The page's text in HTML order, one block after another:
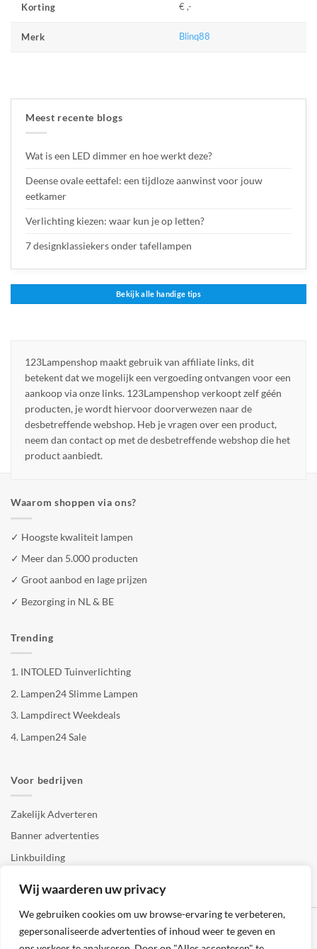
Wij waarderen uw privacy
We gebruiken cookies om uw browse-ervaring te verbeteren,
gepersonaliseerde advertenties of inhoud weer te geven en
Korting € ,-
Merk Blinq88
Meest recente blogs
Wat is een LED dimmer en hoe werkt deze?
Deense ovale eettafel: een tijdloze aanwinst voor jouw
eetkamer
Verlichting kiezen: waar kun je op letten?
7 designklassiekers onder tafellampen
Bekijk alle handige tips
123Lampenshop maakt gebruik van affiliate links, dit
betekent dat we mogelijk een vergoeding ontvangen voor een
aankoop via onze links. 123Lampenshop verkoopt zelf géén
producten, je wordt hiervoor doorverwezen naar de
desbetreffende webshop. Heb je vragen over een product,
neem dan contact op met de desbetreffende webshop die het
product aanbiedt.
Waarom shoppen via ons?
✓ Hoogste kwaliteit lampen
✓ Meer dan 5.000 producten
✓ Groot aanbod en lage prijzen
✓ Bezorging in NL & BE
Trending
1. INTOLED Tuinverlichting
2. Lampen24 Slimme Lampen
3. Lampdirect Weekdeals
4. Lampen24 Sale
Voor bedrijven
Zakelijk Adverteren
Banner advertenties
Linkbuilding